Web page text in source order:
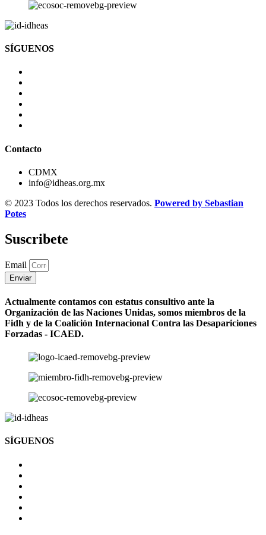
SÍGUENOS
Contacto
CDMX
info@idheas.org.mx
© 2023 Todos los derechos reservados. Powered by Sebastian
Potes
Suscribete
Email
Enviar
Actualmente contamos con estatus consultivo ante la
Organización de las Naciones Unidas, somos miembros de la
Fidh y de la Coalición Internacional Contra las Desapariciones
Forzadas - ICAED.
SÍGUENOS